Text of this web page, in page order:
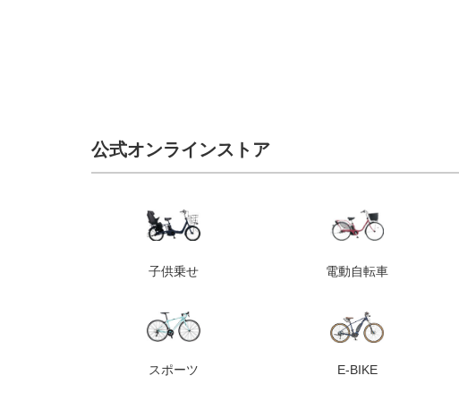
公式オンラインストア
子供乗せ 電動自転車
スポーツ E-BIKE